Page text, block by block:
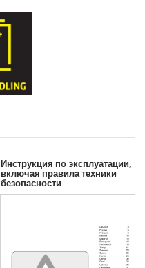
Инструкция по эксплуатации,
включая правила техники
безопасности